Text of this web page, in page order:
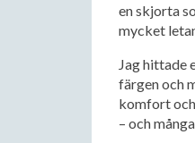
en skjorta
mycket
Jag hittade
färgen och
komfort
– och